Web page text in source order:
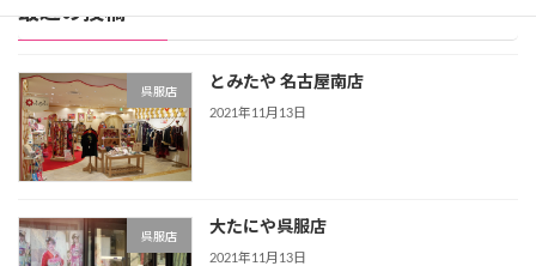
最近の投稿
呉服店
とみたや 名古屋南店
2021年11月13日
呉服店
大たにや呉服店
2021年11月13日